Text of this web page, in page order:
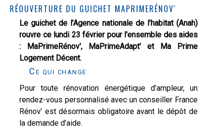
RÉOUVERTURE DU GUICHET MAPRIMERÉNOV'
Le guichet de l’Agence nationale de l’habitat (Anah)
rouvre ce lundi 23 février pour l'ensemble des aides
: MaPrimeRénov', MaPrimeAdapt' et Ma Prime
Logement Décent.
Ce qui change
Pour toute rénovation énergétique d’ampleur, un
rendez-vous personnalisé avec un conseiller France
Rénov’ est désormais obligatoire avant le dépôt de
la demande d’aide.